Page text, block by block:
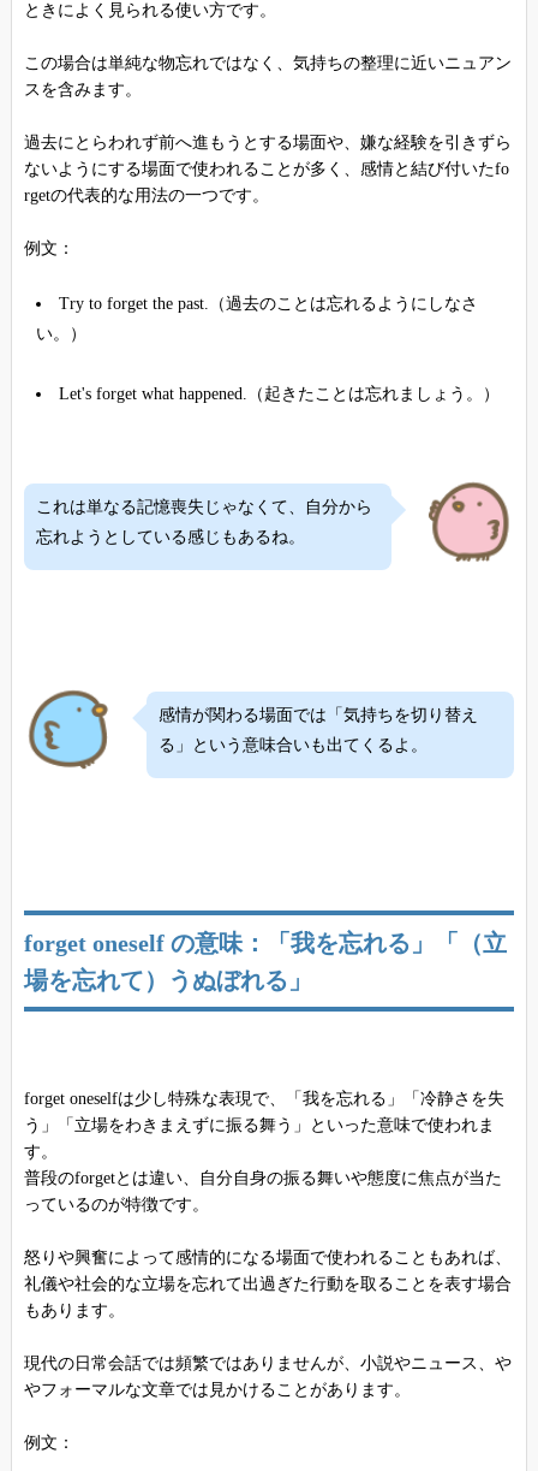
ときによく見られる使い方です。
この場合は単純な物忘れではなく、気持ちの整理に近いニュアン
スを含みます。
過去にとらわれず前へ進もうとする場面や、嫌な経験を引きずら
ないようにする場面で使われることが多く、感情と結び付いたfo
rgetの代表的な用法の一つです。
例文：
Try to forget the past.（過去のことは忘れるようにしなさ
い。）
Let's forget what happened.（起きたことは忘れましょう。）
これは単なる記憶喪失じゃなくて、自分から
忘れようとしている感じもあるね。
感情が関わる場面では「気持ちを切り替え
る」という意味合いも出てくるよ。
forget oneself の意味：「我を忘れる」「（立
場を忘れて）うぬぼれる」
forget oneselfは少し特殊な表現で、「我を忘れる」「冷静さを失
う」「立場をわきまえずに振る舞う」といった意味で使われま
す。
普段のforgetとは違い、自分自身の振る舞いや態度に焦点が当た
っているのが特徴です。
怒りや興奮によって感情的になる場面で使われることもあれば、
礼儀や社会的な立場を忘れて出過ぎた行動を取ることを表す場合
もあります。
現代の日常会話では頻繁ではありませんが、小説やニュース、や
やフォーマルな文章では見かけることがあります。
例文：